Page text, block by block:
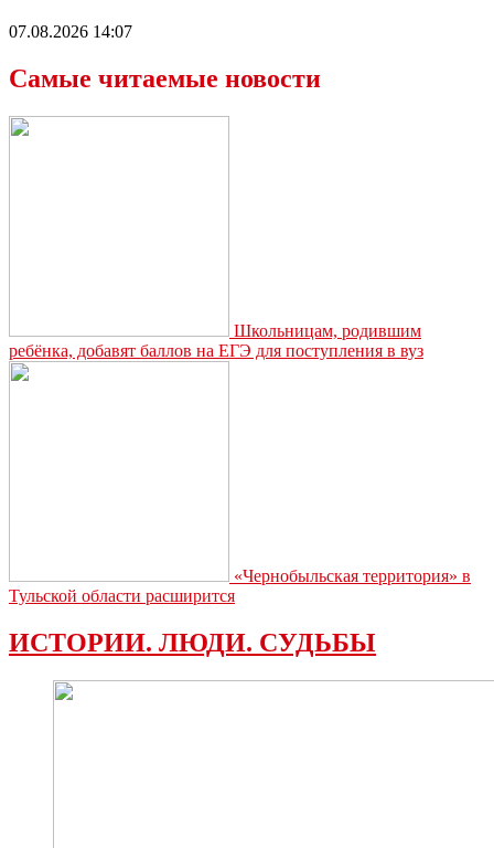
07.08.2026 14:07
Самые читаемые новости
Школьницам, родившим
ребёнка, добавят баллов на ЕГЭ для поступления в вуз
«Чернобыльская территория» в
Тульской области расширится
ИСТОРИИ. ЛЮДИ. СУДЬБЫ